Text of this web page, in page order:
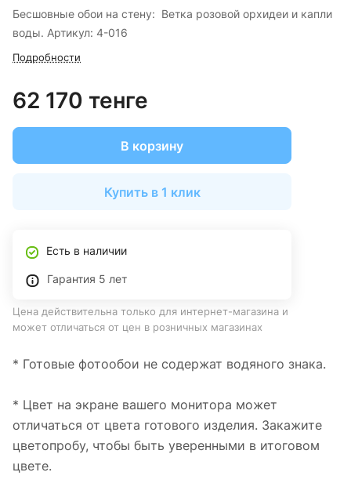
Бесшовные обои на стену: Ветка розовой орхидеи и капли
воды. Артикул: 4-016
Подробности
62 170 тенге
В корзину
Купить в 1 клик
Есть в наличии
Гарантия 5 лет
Цена действительна только для интернет-магазина и
может отличаться от цен в розничных магазинах
* Готовые фотообои не содержат водяного знака.
* Цвет на экране вашего монитора может
отличаться от цвета готового изделия. Закажите
цветопробу, чтобы быть уверенными в итоговом
цвете.